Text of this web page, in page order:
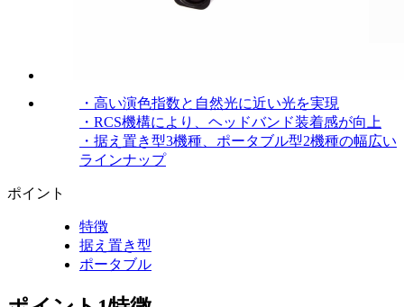
・高い演色指数と自然光に近い光を実現
・RCS機構により、ヘッドバンド装着感が向上
・据え置き型3機種、ポータブル型2機種の幅広い
ラインナップ
ポイント
特徴
据え置き型
ポータブル